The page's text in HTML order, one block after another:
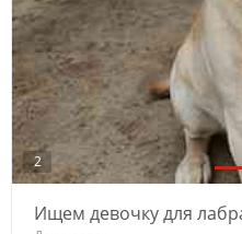
2
Ищем девочку для